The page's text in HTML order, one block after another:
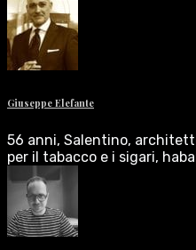
Giuseppe Elefante
56 anni, Salentino,
per il tabacco e i sigari,